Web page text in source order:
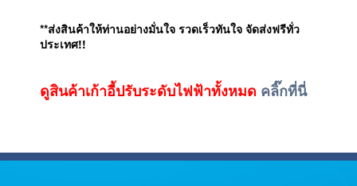
**ส่งสินค้าให้ท่านอย่างมั่นใจ รวดเร็วทันใจ จัดส่งฟรีทั่ว
ประเทศ!!
ดูสินค้าเก้าอี้ปรับระดับไฟฟ้าทั้งหมด คลิ๊กที่นี่